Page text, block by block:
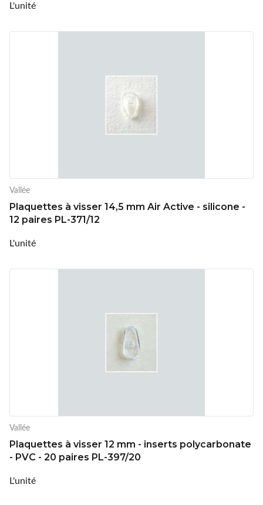
L'unité
Vallée
Plaquettes à visser 14,5 mm Air Active - silicone -
12 paires PL-371/12
L'unité
Vallée
Plaquettes à visser 12 mm - inserts polycarbonate
- PVC - 20 paires PL-397/20
L'unité